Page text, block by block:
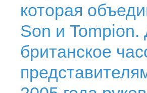
которая
Son и
британское